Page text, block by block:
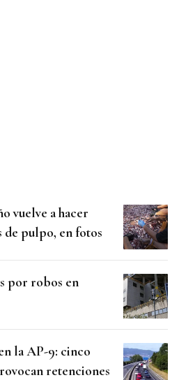
vuelve a hacer
de pulpo, en fotos
por robos en
la AP-9: cinco
retenciones